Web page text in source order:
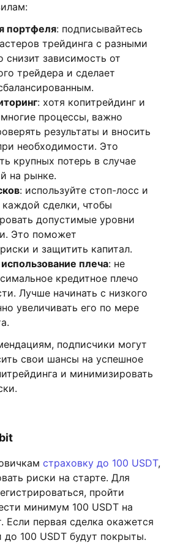
портфеля: подписывайтесь
трейдинга с разными
снизит зависимость от
трейдера и сделает
: хотя копитрейдинг и
процессы, важно
результаты и вносить
необходимости. Это
крупных потерь в случае
на рынке.
: используйте стоп-лосс и
сделки, чтобы
допустимые уровни
Это поможет
и защитить капитал.
плеча: не
кредитное плечо
Лучше начинать с низкого
увеличивать его по мере
подписчики могут
свои шансы на успешное
и минимизировать
страховку до 100 USDT,
риски на старте. Для
пройти
минимум 100 USDT на
Если первая сделка окажется
100 USDT будут покрыты.